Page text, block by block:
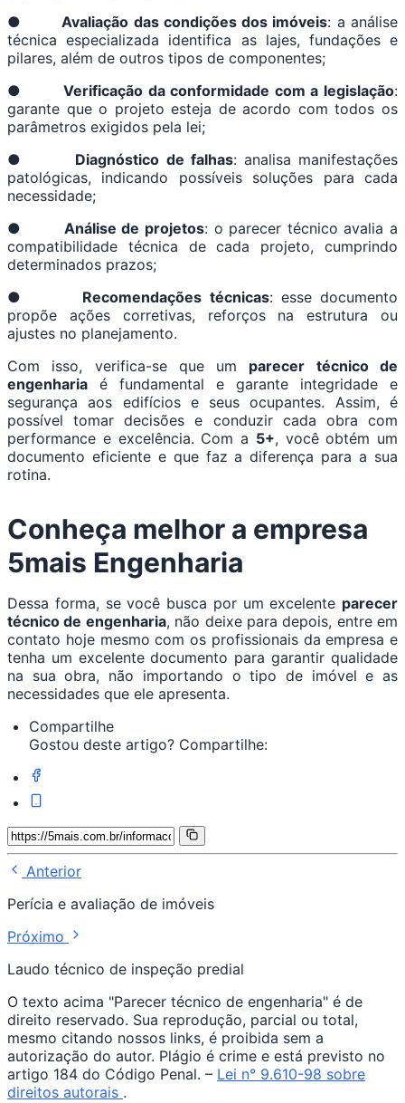
●Avaliação das condições dos imóveis: a análise
técnica especializada identifica as lajes, fundações e
pilares, além de outros tipos de componentes;
●Verificação da conformidade com a legislação:
garante que o projeto esteja de acordo com todos os
parâmetros exigidos pela lei;
● Diagnóstico de falhas: analisa manifestações
patológicas, indicando possíveis soluções para cada
necessidade;
● Análise de projetos: o parecer técnico avalia a
compatibilidade técnica de cada projeto, cumprindo
determinados prazos;
● Recomendações técnicas: esse documento
propõe ações corretivas, reforços na estrutura ou
ajustes no planejamento.
Com isso, verifica-se que um parecer técnico de
engenharia é fundamental e garante integridade e
segurança aos edifícios e seus ocupantes. Assim, é
possível tomar decisões e conduzir cada obra com
performance e excelência. Com a 5+, você obtém um
documento eficiente e que faz a diferença para a sua
rotina.
Conheça melhor a empresa
5mais Engenharia
Dessa forma, se você busca por um excelente parecer
técnico de engenharia, não deixe para depois, entre em
contato hoje mesmo com os profissionais da empresa e
tenha um excelente documento para garantir qualidade
na sua obra, não importando o tipo de imóvel e as
necessidades que ele apresenta.
Compartilhe
Gostou deste artigo? Compartilhe:
Anterior
Perícia e avaliação de imóveis
Próximo
Laudo técnico de inspeção predial
O texto acima "Parecer técnico de engenharia" é de
direito reservado. Sua reprodução, parcial ou total,
mesmo citando nossos links, é proibida sem a
autorização do autor. Plágio é crime e está previsto no
artigo 184 do Código Penal. – Lei n° 9.610-98 sobre
direitos autorais .